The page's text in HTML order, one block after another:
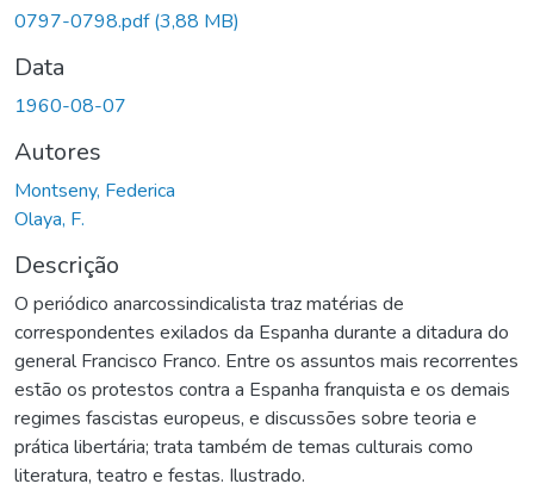
0797-0798.pdf(3,88 MB)
Data
1960-08-07
Autores
Montseny, Federica
Olaya, F.
Descrição
O periódico anarcossindicalista traz matérias de
correspondentes exilados da Espanha durante a ditadura do
general Francisco Franco. Entre os assuntos mais recorrentes
estão os protestos contra a Espanha franquista e os demais
regimes fascistas europeus, e discussões sobre teoria e
prática libertária; trata também de temas culturais como
literatura, teatro e festas. Ilustrado.